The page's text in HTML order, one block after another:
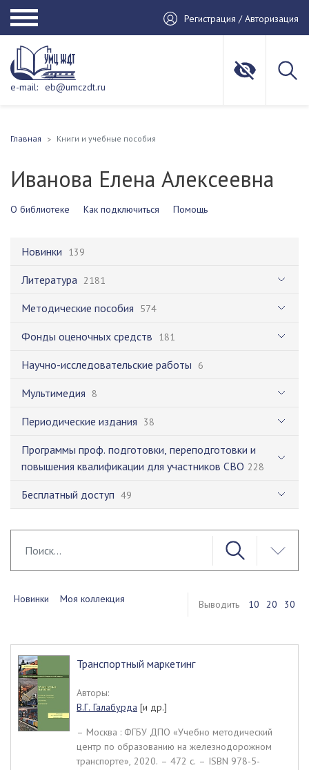
Регистрация / Авторизация
e-mail: eb@umczdt.ru
Главная Книги и учебные пособия
Иванова Елена Алексеевна
О библиотеке Как подключиться Помощь
Новинки 139
Литература 2181
Методические пособия 574
Фонды оценочных средств 181
Научно-исследовательские работы 6
Мультимедия 8
Периодические издания 38
Программы проф. подготовки, переподготовки и
повышения квалификации для участников СВО 228
Бесплатный доступ 49
Новинки Моя коллекция Выводить 10 20 30
Транспортный маркетинг
Авторы:
В.Г. Галабурда [и др.]
– Москва : ФГБУ ДПО «Учебно методический
центр по образованию на железнодорожном
транспорте», 2020. – 472 c. – ISBN 978-5-